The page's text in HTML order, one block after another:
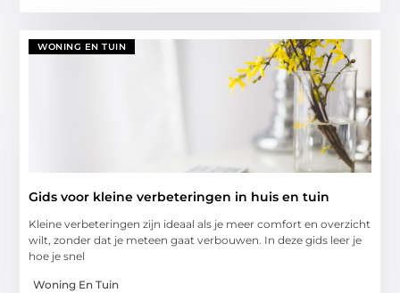
WONING EN TUIN
Gids voor kleine verbeteringen in huis en tuin
Kleine verbeteringen zijn ideaal als je meer comfort en overzicht
wilt, zonder dat je meteen gaat verbouwen. In deze gids leer je
hoe je snel
Woning En Tuin